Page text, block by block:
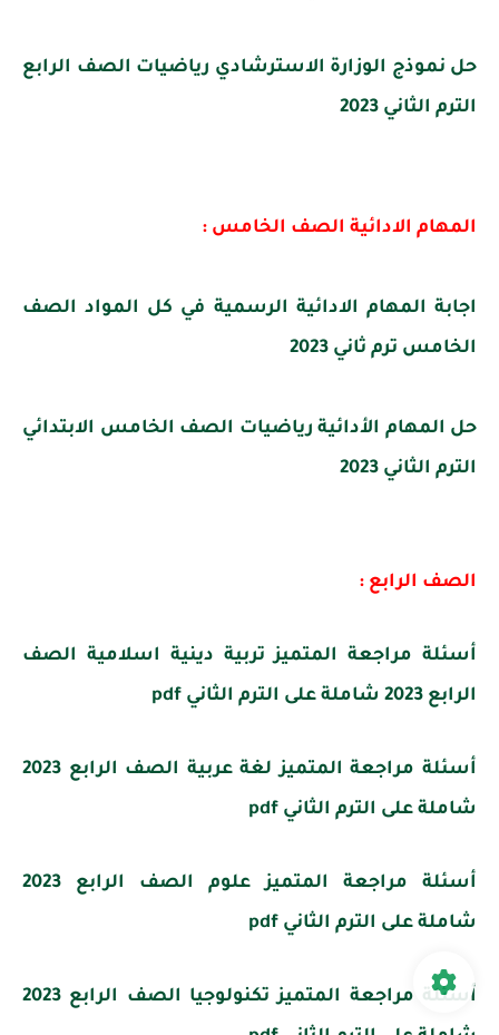
حل نموذج الوزارة الاسترشادي رياضيات الصف الرابع
الترم الثاني 2023
المهام الادائية الصف الخامس :
اجابة المهام الادائية الرسمية في كل المواد الصف
الخامس ترم ثاني 2023
حل المهام الأدائية رياضيات الصف الخامس الابتدائي
الترم الثاني 2023
الصف الرابع :
أسئلة مراجعة المتميز تربية دينية اسلامية الصف
الرابع 2023 شاملة على الترم الثاني pdf
أسئلة مراجعة المتميز لغة عربية الصف الرابع 2023
شاملة على الترم الثاني pdf
أسئلة مراجعة المتميز علوم الصف الرابع 2023
شاملة على الترم الثاني pdf
أسئلة مراجعة المتميز تكنولوجيا الصف الرابع 2023